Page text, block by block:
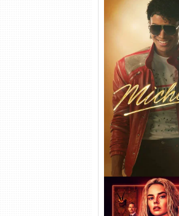
Michael Torrent
DL 1080p/4K